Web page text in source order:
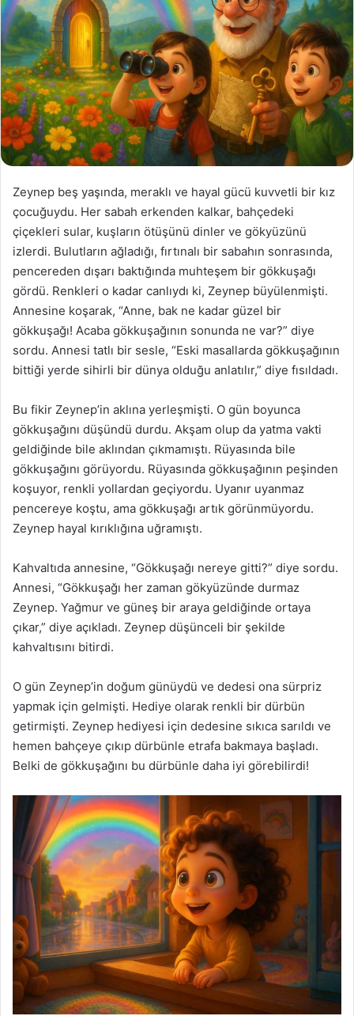
Zeynep beş yaşında, meraklı ve hayal gücü kuvvetli bir kız
çocuğuydu. Her sabah erkenden kalkar, bahçedeki
çiçekleri sular, kuşların ötüşünü dinler ve gökyüzünü
izlerdi. Bulutların ağladığı, fırtınalı bir sabahın sonrasında,
pencereden dışarı baktığında muhteşem bir gökkuşağı
gördü. Renkleri o kadar canlıydı ki, Zeynep büyülenmişti.
Annesine koşarak, “Anne, bak ne kadar güzel bir
gökkuşağı! Acaba gökkuşağının sonunda ne var?” diye
sordu. Annesi tatlı bir sesle, “Eski masallarda gökkuşağının
bittiği yerde sihirli bir dünya olduğu anlatılır,” diye fısıldadı.
Bu fikir Zeynep’in aklına yerleşmişti. O gün boyunca
gökkuşağını düşündü durdu. Akşam olup da yatma vakti
geldiğinde bile aklından çıkmamıştı. Rüyasında bile
gökkuşağını görüyordu. Rüyasında gökkuşağının peşinden
koşuyor, renkli yollardan geçiyordu. Uyanır uyanmaz
pencereye koştu, ama gökkuşağı artık görünmüyordu.
Zeynep hayal kırıklığına uğramıştı.
Kahvaltıda annesine, “Gökkuşağı nereye gitti?” diye sordu.
Annesi, “Gökkuşağı her zaman gökyüzünde durmaz
Zeynep. Yağmur ve güneş bir araya geldiğinde ortaya
çıkar,” diye açıkladı. Zeynep düşünceli bir şekilde
kahvaltısını bitirdi.
O gün Zeynep’in doğum günüydü ve dedesi ona sürpriz
yapmak için gelmişti. Hediye olarak renkli bir dürbün
getirmişti. Zeynep hediyesi için dedesine sıkıca sarıldı ve
hemen bahçeye çıkıp dürbünle etrafa bakmaya başladı.
Belki de gökkuşağını bu dürbünle daha iyi görebilirdi!